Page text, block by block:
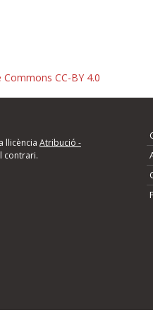
que
Commons CC-BY 4.0
llicència Atribució -
contrari.